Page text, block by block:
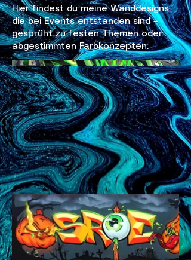
Hier findest du meine Wanddesigns,
die bei Events entstanden sind –
gesprüht zu festen Themen oder
abgestimmten Farbkonzepten.